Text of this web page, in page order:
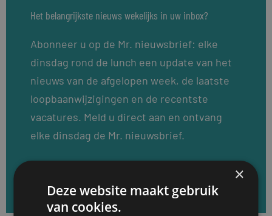
Het belangrijkste nieuws wekelijks in uw inbox?
Abonneer u op de Mr. nieuwsbrief: elke
dinsdag rond de lunch een update van het
nieuws van de afgelopen week, de laatste
loopbaanwijzigingen en de recentste
vacatures. Meld u direct aan en ontvang
elke dinsdag de Mr. nieuwsbrief.
×
Deze website maakt gebruik
van cookies.